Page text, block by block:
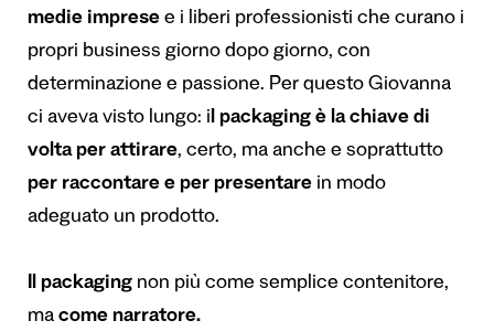
medie imprese e i liberi professionisti che curano i
propri business giorno dopo giorno, con
determinazione e passione. Per questo Giovanna
ci aveva visto lungo: il packaging è la chiave di
volta per attirare, certo, ma anche e soprattutto
per raccontare e per presentare in modo
adeguato un prodotto.
Il packaging non più come semplice contenitore,
ma come narratore.